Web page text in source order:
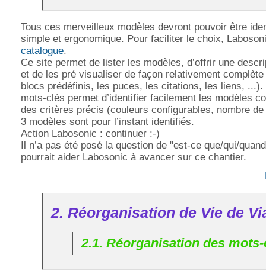
Tous ces merveilleux modèles devront pouvoir être
simple et ergonomique. Pour faciliter le choix,
catalogue.
Ce site permet de lister les modèles, d’offrir une
et de les pré visualiser de façon relativement
blocs prédéfinis, les puces, les citations, les liens, ...).
mots-clés permet d’identifier facilement les modèles
des critères précis (couleurs configurables, nombre
3 modèles sont pour l’instant identifiés.
Action Labosonic : continuer :-)
Il n’a pas été posé la question de "est-ce que/qui/
pourrait aider Labosonic à avancer sur ce chantier.
2. Réorganisation de Vie de
2.1. Réorganisation des